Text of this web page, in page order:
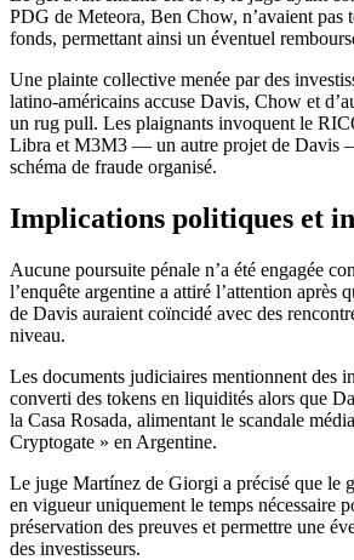
PDG de Meteora, Ben Chow, n’avaient pas
fonds, permettant ainsi un éventuel
Une plainte collective menée par des
latino-américains accuse Davis, Chow et
un rug pull. Les plaignants invoquent le
Libra et M3M3 — un autre projet de Davis
schéma de fraude organisé.
Implications politiques et
Aucune poursuite pénale n’a été engagée
l’enquête argentine a attiré l’attention après
de Davis auraient coïncidé avec des
niveau.
Les documents judiciaires mentionnent des
converti des tokens en liquidités alors que
la Casa Rosada, alimentant le scandale
Cryptogate » en Argentine.
Le juge Martínez de Giorgi a précisé que le
en vigueur uniquement le temps nécessaire
préservation des preuves et permettre une
des investisseurs.